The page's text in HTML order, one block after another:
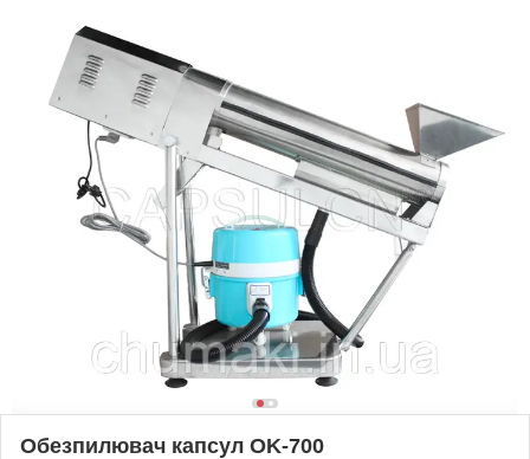
Обезпилювач капсул OK-700